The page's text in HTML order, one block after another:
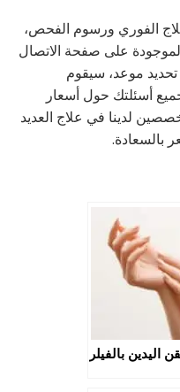
الفوري ورسوم الفحص،
على صفحة الاتصال
تحديد موعد، سيقوم
أسئلتك حول أسعار
لدينا في علاج العديد
بالسعادة.
اليدين بالفيلر